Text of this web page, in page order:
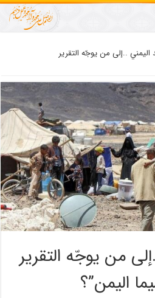
اليمني ..إلى من يوجّه التقرير
من يوجّه التقرير
اليمن”؟